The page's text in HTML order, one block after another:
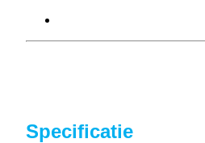
Specificatie